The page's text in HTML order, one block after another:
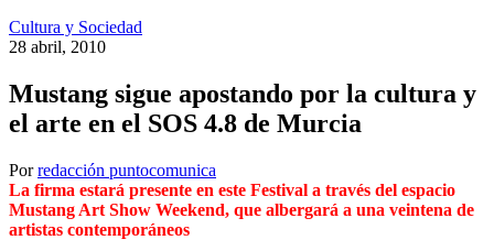
Cultura y Sociedad
28 abril, 2010
Mustang sigue apostando por la cultura y
el arte en el SOS 4.8 de Murcia
Por redacción puntocomunica
La firma estará presente en este Festival a través del espacio
Mustang Art Show Weekend, que albergará a una veintena de
artistas contemporáneos